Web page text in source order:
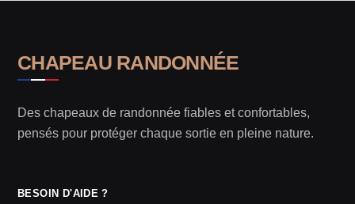
CHAPEAU RANDONNÉE
Des chapeaux de randonnée fiables et confortables,
pensés pour protéger chaque sortie en pleine nature.
BESOIN D'AIDE ?